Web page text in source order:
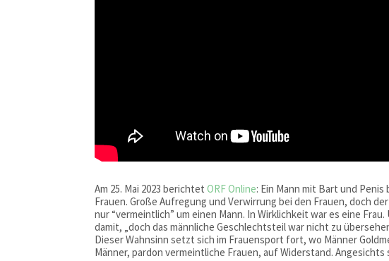
Am 25. Mai 2023 berichtetORF Online: Ein Mann mit Bart und
Frauen. Große Aufregung und Verwirrung bei den Frauen, doch
nur “vermeintlich” um einen Mann. In Wirklichkeit war es eine
damit, „doch das männliche Geschlechtsteil war nicht zu
Dieser Wahnsinn setzt sich im Frauensport fort, wo Männer
Männer, pardon vermeintliche Frauen, auf Widerstand.